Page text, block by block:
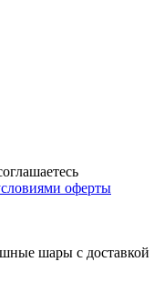
оферты
шары с доставкой